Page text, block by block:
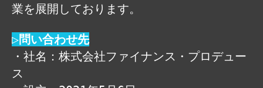
業を展開しております。
▷問い合わせ先
・社名：株式会社ファイナンス・プロデュー
ス